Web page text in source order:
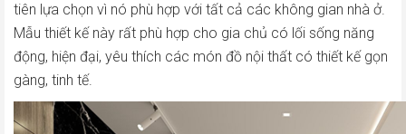
tiên lựa chọn vì nó phù hợp với tất cả các không gian nhà ở.
Mẫu thiết kế này rất phù hợp cho gia chủ có lối sống năng
động, hiện đại, yêu thích các món đồ nội thất có thiết kế gọn
gàng, tinh tế.